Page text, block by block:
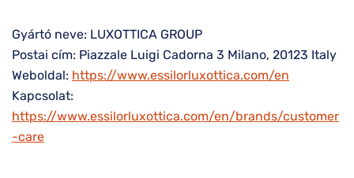
Gyártó neve: LUXOTTICA GROUP
Postai cím: Piazzale Luigi Cadorna 3 Milano, 20123 Italy
Weboldal: https://www.essilorluxottica.com/en
Kapcsolat:
https://www.essilorluxottica.com/en/brands/customer
-care